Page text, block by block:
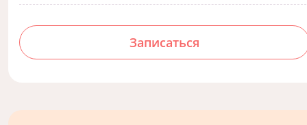
Записаться